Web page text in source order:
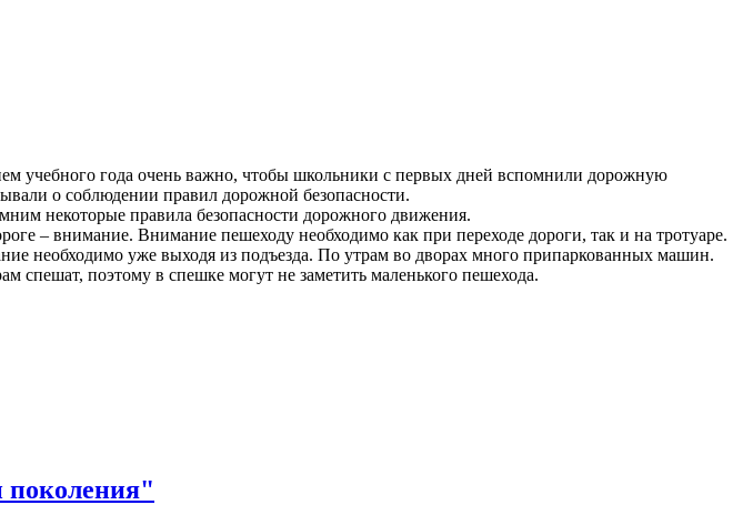
учебного года очень важно, чтобы школьники с первых дней вспомнили дорожную
о соблюдении правил дорожной безопасности.
некоторые правила безопасности дорожного движения.
– внимание. Внимание пешеходу необходимо как при переходе дороги, так и на тротуаре.
необходимо уже выходя из подъезда. По утрам во дворах много припаркованных машин.
спешат, поэтому в спешке могут не заметить маленького пешехода.
поколения"